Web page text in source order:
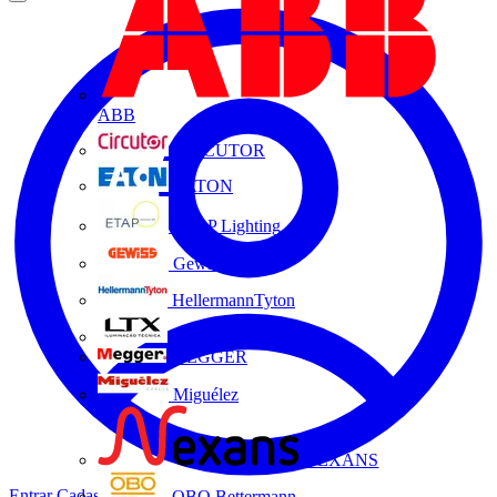
ABB
CIRCUTOR
EATON
ETAP Lighting
Gewiss
HellermannTyton
MEGGER
Miguélez
NEXANS